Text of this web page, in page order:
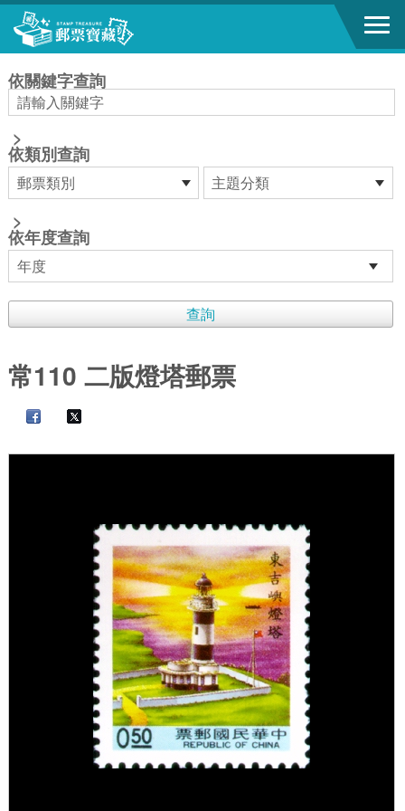
跳到主要內容區塊
依關鍵字查詢
>
依類別查詢
>
依年度查詢
常110 二版燈塔郵票